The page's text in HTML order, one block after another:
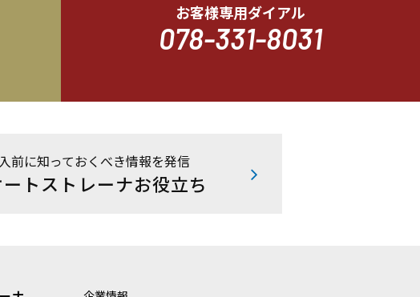
お客様専用ダイアル
078-331-8031
前に知っておくべき情報を発信
トストレーナお役立ち